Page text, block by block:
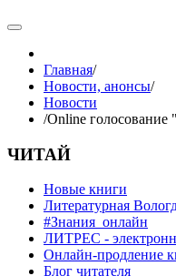
Главная/
Новости, анонсы/
Новости
/Online голосование
ЧИТАЙ
Новые книги
Литературная
#Знания_онлайн
ЛИТРЕС -
Онлайн-продление
Блог читателя